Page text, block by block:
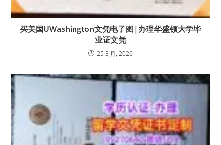
买美国UWashington文凭电子图|办理华盛顿大学毕
业证文凭
25 3 月, 2026